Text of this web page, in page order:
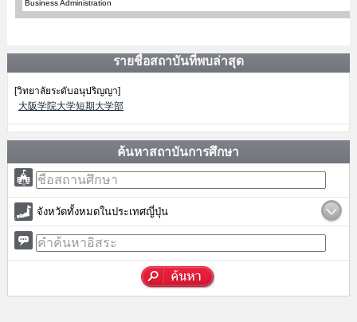
Business Administration
รายชื่อสถาบันที่พบล่าสุด
[วิทยาลัยระดับอนุปริญญา]
大阪学院大学短期大学部
ค้นหาสถาบันการศึกษา
จังหวัดทั้งหมดในประเทศญี่ปุ่น